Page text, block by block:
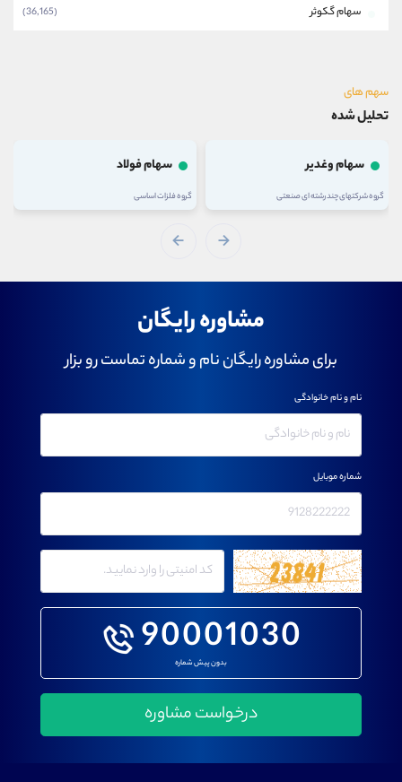
سهام گکوثر (36,165)
سهم های
تحلیل شده
سهام وغدیر
گروه شرکتهای چند رشته ای صنعتی
سهام فولاد
گروه فلزات اساسی
مشاوره رایگان
برای مشاوره رایگان نام و شماره تماست رو بزار
90001030
بدون پیش شماره
نام و نام خانوادگی
شماره موبایل